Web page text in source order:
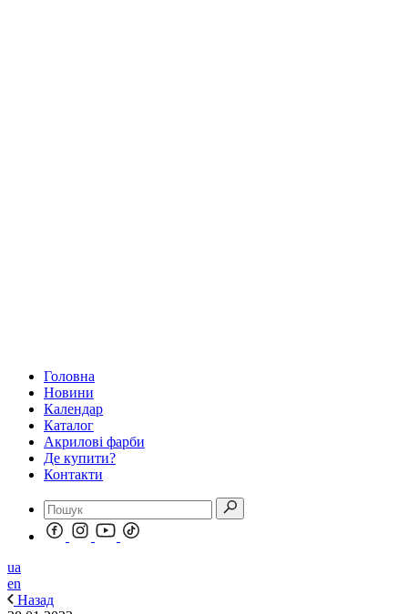
Головна
Новини
Календар
Каталог
Акрилові фарби
Де купити?
Контакти
ua
en
Назад